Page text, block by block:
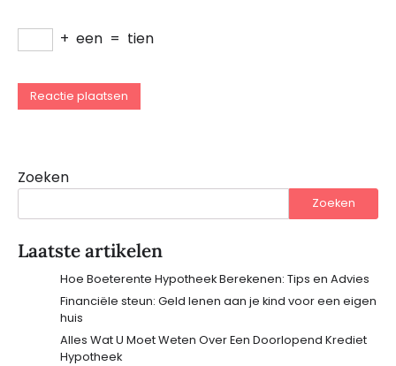
+ een = tien
Zoeken
Zoeken
Laatste artikelen
Hoe Boeterente Hypotheek Berekenen: Tips en Advies
Financiële steun: Geld lenen aan je kind voor een eigen
huis
Alles Wat U Moet Weten Over Een Doorlopend Krediet
Hypotheek